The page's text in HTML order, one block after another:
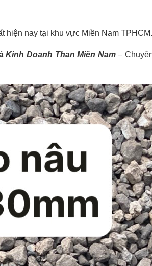
hiện nay tại khu vực Miền Nam TPHCM.
Kinh Doanh Than Miền Nam–